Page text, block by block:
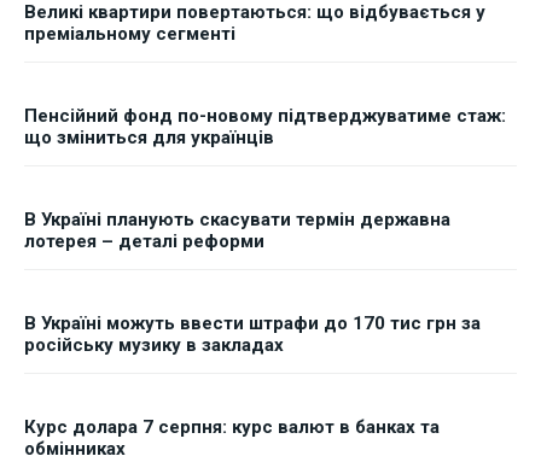
Великі квартири повертаються: що відбувається у
преміальному сегменті
Пенсійний фонд по-новому підтверджуватиме стаж:
що зміниться для українців
В Україні планують скасувати термін державна
лотерея – деталі реформи
В Україні можуть ввести штрафи до 170 тис грн за
російську музику в закладах
Курс долара 7 серпня: курс валют в банках та
обмінниках